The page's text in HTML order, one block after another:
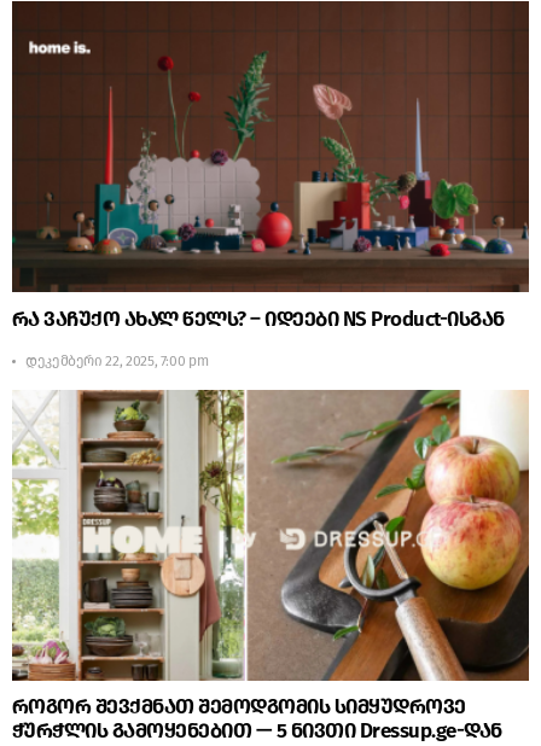
რა ვაჩუქო ახალ წელს? – იდეები NS Product-ისგან
დეკემბერი 22, 2025, 7:00 pm
როგორ შევქმნათ შემოდგომის სიმყუდროვე
ჭურჭლის გამოყენებით — 5 ნივთი Dressup.ge-დან